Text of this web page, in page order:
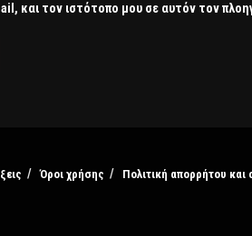
και τον ιστότοπο μου σε αυτόν τον
Όροι χρήσης Πολιτική απορρήτου